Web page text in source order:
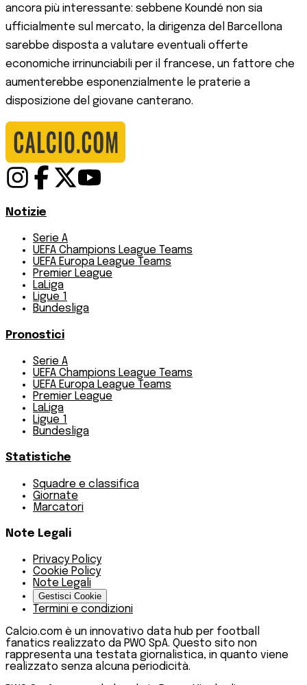
ancora più interessante: sebbene Koundé non sia
ufficialmente sul mercato, la dirigenza del Barcellona
sarebbe disposta a valutare eventuali offerte
economiche irrinunciabili per il francese, un fattore che
aumenterebbe esponenzialmente le praterie a
disposizione del giovane canterano.
Notizie
Serie A
UEFA Champions League Teams
UEFA Europa League Teams
Premier League
LaLiga
Ligue 1
Bundesliga
Pronostici
Serie A
UEFA Champions League Teams
UEFA Europa League Teams
Premier League
LaLiga
Ligue 1
Bundesliga
Statistiche
Squadre e classifica
Giornate
Marcatori
Note Legali
Privacy Policy
Cookie Policy
Note Legali
Gestisci Cookie
Termini e condizioni
Calcio.com è un innovativo data hub per football
fanatics realizzato da PWO SpA. Questo sito non
rappresenta una testata giornalistica, in quanto viene
realizzato senza alcuna periodicità.